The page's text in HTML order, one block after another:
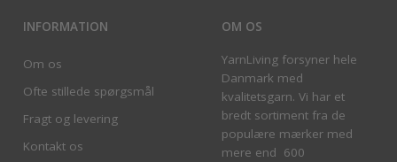
INFORMATION
Om os
Ofte stillede spørgsmål
Fragt og levering
Kontakt os
OM OS
YarnLiving forsyner hele
Danmark med
kvalitetsgarn. Vi har et
bredt sortiment fra de
populære mærker med
mere end 600